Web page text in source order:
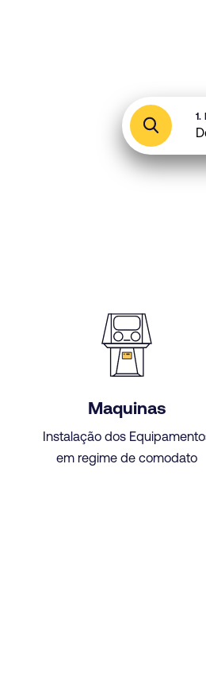
1.
Maquinas
Instalação dos
em regime de comodato